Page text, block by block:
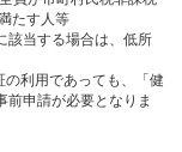
たす人等
該当する場合は、低所
利用であっても、「健
前申請が必要となりま